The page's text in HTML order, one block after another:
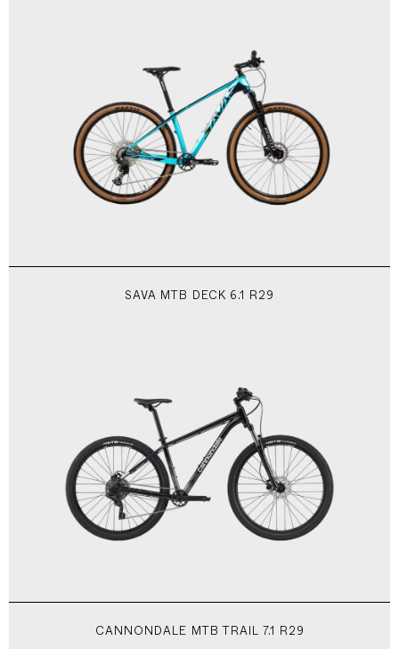
SAVA MTB DECK 6.1 R29
CANNONDALE MTB TRAIL 7.1 R29